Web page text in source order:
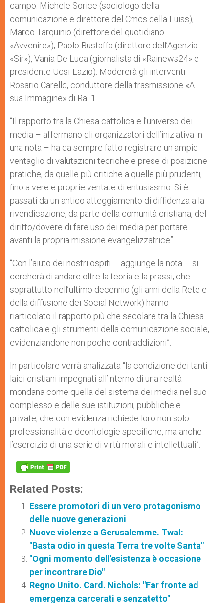
campo: Michele Sorice (sociologo della
comunicazione e direttore del Cmcs della Luiss),
Marco Tarquinio (direttore del quotidiano
«Avvenire»), Paolo Bustaffa (direttore dell’Agenzia
«Sir»), Vania De Luca (giornalista di «Rainews24» e
presidente Ucsi-Lazio). Modererà gli interventi
Rosario Carello, conduttore della trasmissione «A
sua Immagine» di Rai 1.
“Il rapporto tra la Chiesa cattolica e l’universo dei
media – affermano gli organizzatori dell’iniziativa in
una nota – ha da sempre fatto registrare un ampio
ventaglio di valutazioni teoriche e prese di posizione
pratiche, da quelle più critiche a quelle più prudenti,
fino a vere e proprie ventate di entusiasmo. Si è
passati da un antico atteggiamento di diffidenza alla
rivendicazione, da parte della comunità cristiana, del
diritto/dovere di fare uso dei media per portare
avanti la propria missione evangelizzatrice”.
“Con l’aiuto dei nostri ospiti – aggiunge la nota – si
cercherà di andare oltre la teoria e la prassi, che
soprattutto nell’ultimo decennio (gli anni della Rete e
della diffusione dei Social Network) hanno
riarticolato il rapporto più che secolare tra la Chiesa
cattolica e gli strumenti della comunicazione sociale,
evidenziandone non poche contraddizioni”.
In particolare verrà analizzata “la condizione dei tanti
laici cristiani impegnati all’interno di una realtà
mondana come quella del sistema dei media nel suo
complesso e delle sue istituzioni, pubbliche e
private, che con evidenza richiede loro non solo
professionalità e deontologie specifiche, ma anche
l’esercizio di una serie di virtù morali e intellettuali”.
Related Posts:
Essere promotori di un vero protagonismo
delle nuove generazioni
Nuove violenze a Gerusalemme. Twal:
"Basta odio in questa Terra tre volte Santa"
"Ogni momento dell'esistenza è occasione
per incontrare Dio"
Regno Unito. Card. Nichols: "Far fronte ad
emergenza carcerati e senzatetto"